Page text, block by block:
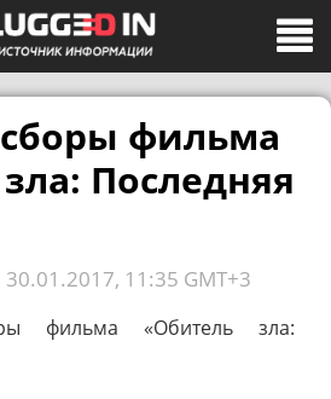
фильма
Последняя
30.01.2017, 11:35 GMT+3